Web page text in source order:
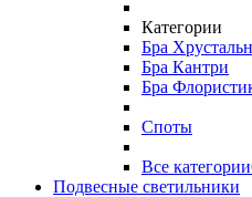
Категории
Бра
Бра Кантри
Бра
Споты
Все категории
Подвесные светильники